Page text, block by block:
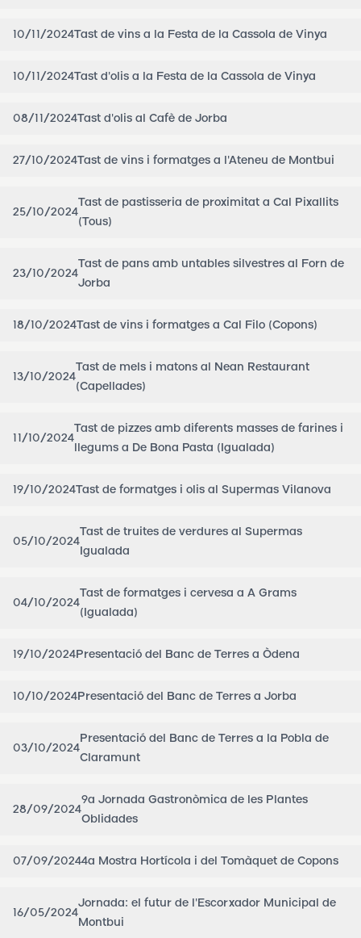
10/11/2024Tast de vins a la Festa de la Cassola de Vinya
10/11/2024Tast d'olis a la Festa de la Cassola de Vinya
08/11/2024Tast d'olis al Cafè de Jorba
27/10/2024Tast de vins i formatges a l'Ateneu de Montbui
25/10/2024
Tast de pastisseria de proximitat a Cal Pixallits
(Tous)
23/10/2024
Tast de pans amb untables silvestres al Forn de
Jorba
18/10/2024Tast de vins i formatges a Cal Filo (Copons)
13/10/2024
Tast de mels i matons al Nean Restaurant
(Capellades)
11/10/2024
Tast de pizzes amb diferents masses de farines i
llegums a De Bona Pasta (Igualada)
19/10/2024Tast de formatges i olis al Supermas Vilanova
05/10/2024
Tast de truites de verdures al Supermas
Igualada
04/10/2024
Tast de formatges i cervesa a A Grams
(Igualada)
19/10/2024Presentació del Banc de Terres a Òdena
10/10/2024Presentació del Banc de Terres a Jorba
03/10/2024
Presentació del Banc de Terres a la Pobla de
Claramunt
28/09/2024
9a Jornada Gastronòmica de les Plantes
Oblidades
07/09/20244a Mostra Hortícola i del Tomàquet de Copons
16/05/2024
Jornada: el futur de l'Escorxador Municipal de
Montbui